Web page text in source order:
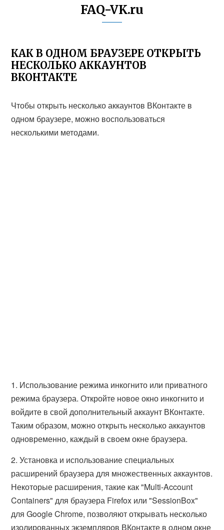
FAQ-VK.ru
КАК В ОДНОМ БРАУЗЕРЕ ОТКРЫТЬ
НЕСКОЛЬКО АККАУНТОВ
ВКОНТАКТЕ
Чтобы открыть несколько аккаунтов ВКонтакте в
одном браузере, можно воспользоваться
несколькими методами.
1. Использование режима инкогнито или приватного
режима браузера. Откройте новое окно инкогнито и
войдите в свой дополнительный аккаунт ВКонтакте.
Таким образом, можно открыть несколько аккаунтов
одновременно, каждый в своем окне браузера.
2. Установка и использование специальных
расширений браузера для множественных аккаунтов.
Некоторые расширения, такие как "Multi-Account
Containers" для браузера Firefox или "SessionBox"
для Google Chrome, позволяют открывать несколько
изолированных экземпляров ВКонтакте в одном окне